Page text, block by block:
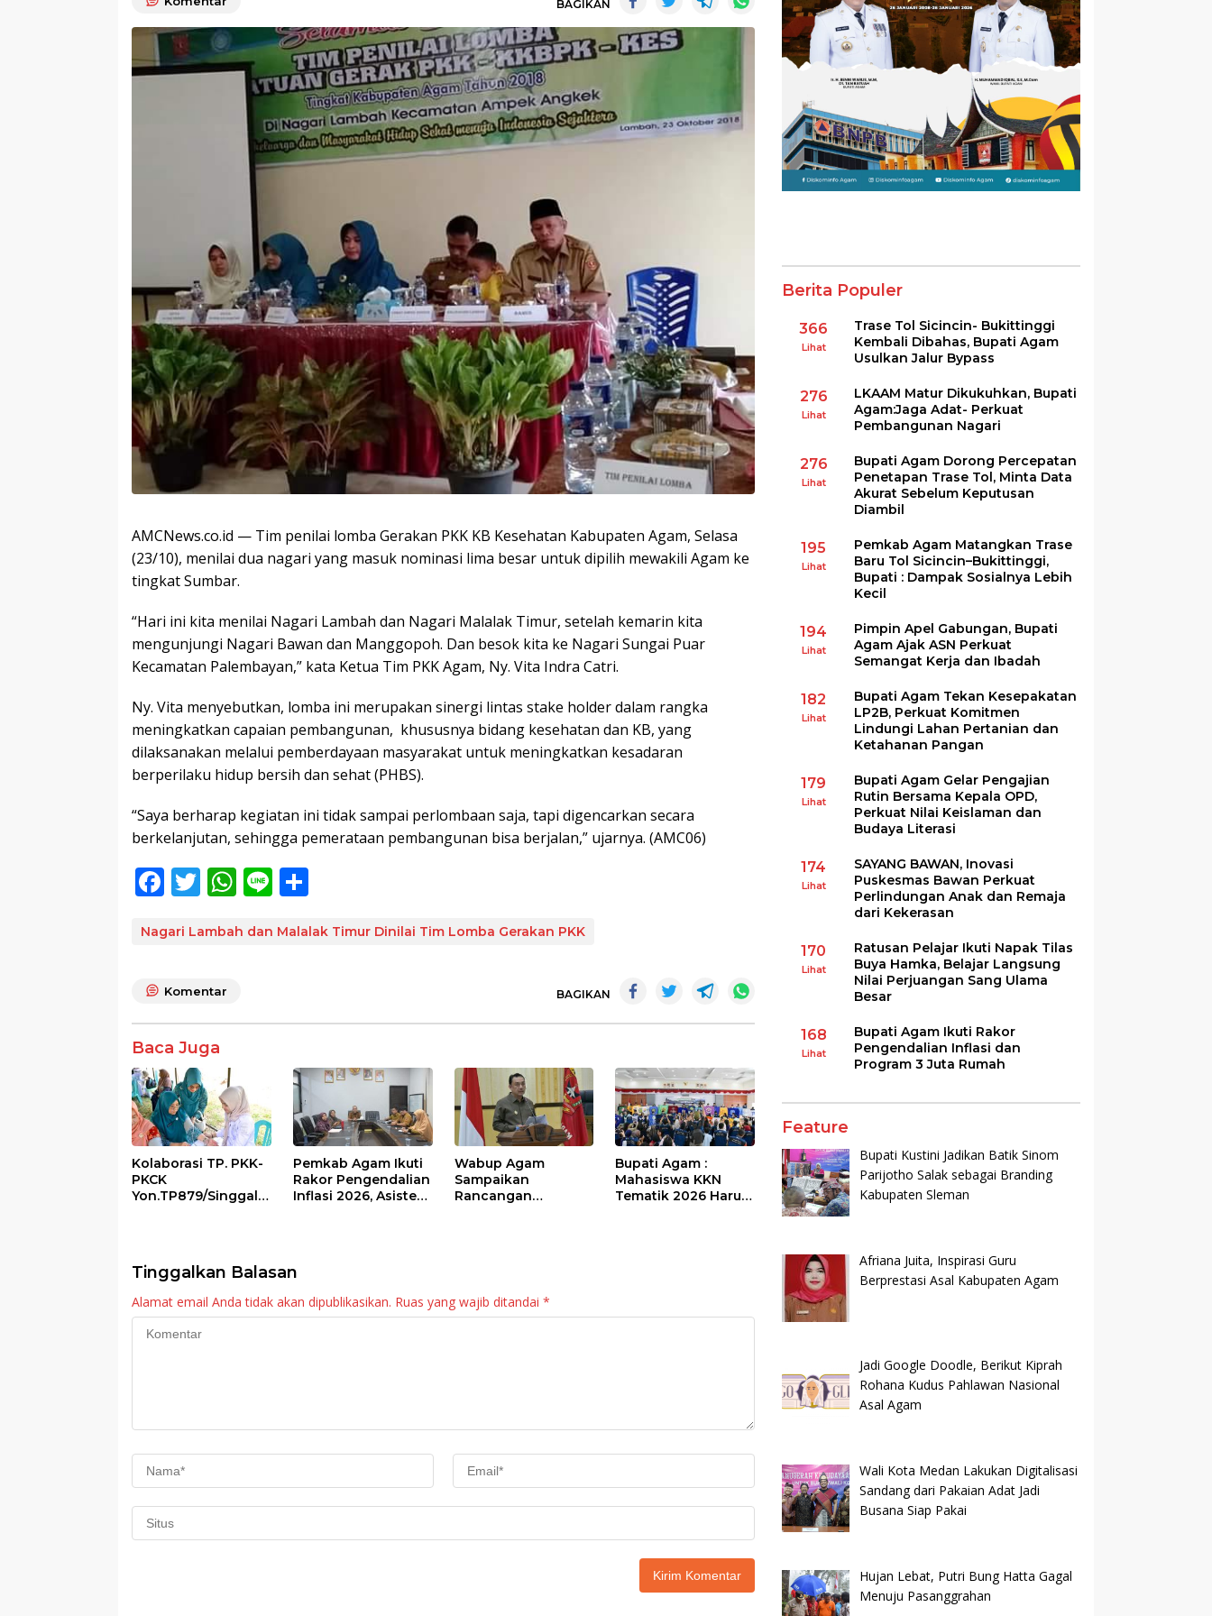
BAGIKAN
AMCNews.co.id — Tim penilai lomba Gerakan PKK KB Kesehatan Kabupaten Agam, Selasa
(23/10), menilai dua nagari yang masuk nominasi lima besar untuk dipilih mewakili Agam ke
tingkat Sumbar.
“Hari ini kita menilai Nagari Lambah dan Nagari Malalak Timur, setelah kemarin kita
mengunjungi Nagari Bawan dan Manggopoh. Dan besok kita ke Nagari Sungai Puar
Kecamatan Palembayan,” kata Ketua Tim PKK Agam, Ny. Vita Indra Catri.
Ny. Vita menyebutkan, lomba ini merupakan sinergi lintas stake holder dalam rangka
meningkatkan capaian pembangunan, khususnya bidang kesehatan dan KB, yang
dilaksanakan melalui pemberdayaan masyarakat untuk meningkatkan kesadaran
berperilaku hidup bersih dan sehat (PHBS).
“Saya berharap kegiatan ini tidak sampai perlombaan saja, tapi digencarkan secara
berkelanjutan, sehingga pemerataan pembangunan bisa berjalan,” ujarnya. (AMC06)
F
e
o
o
k
T
itt
W
at
p
Li
e ar
Nagari Lambah dan Malalak Timur Dinilai Tim Lomba Gerakan PKK
Komentar BAGIKAN
Baca Juga
Kolaborasi TP. PKK-
PKCK
Yon.TP879/Singgala
Pemkab Agam Ikuti
Rakor Pengendalian
Inflasi 2026, Asisten
Wabup Agam
Sampaikan
Rancangan
Bupati Agam :
Mahasiswa KKN
Tematik 2026 Harus
Tinggalkan Balasan
Alamat email Anda tidak akan dipublikasikan. Ruas yang wajib ditandai *
Berita Populer
366
Lihat
Trase Tol Sicincin- Bukittinggi
Kembali Dibahas, Bupati Agam
Usulkan Jalur Bypass
276
Lihat
LKAAM Matur Dikukuhkan, Bupati
Agam:Jaga Adat- Perkuat
Pembangunan Nagari
276
Lihat
Bupati Agam Dorong Percepatan
Penetapan Trase Tol, Minta Data
Akurat Sebelum Keputusan
Diambil
195
Lihat
Pemkab Agam Matangkan Trase
Baru Tol Sicincin–Bukittinggi,
Bupati : Dampak Sosialnya Lebih
Kecil
194
Lihat
Pimpin Apel Gabungan, Bupati
Agam Ajak ASN Perkuat
Semangat Kerja dan Ibadah
182
Lihat
Bupati Agam Tekan Kesepakatan
LP2B, Perkuat Komitmen
Lindungi Lahan Pertanian dan
Ketahanan Pangan
179
Lihat
Bupati Agam Gelar Pengajian
Rutin Bersama Kepala OPD,
Perkuat Nilai Keislaman dan
Budaya Literasi
174
Lihat
SAYANG BAWAN, Inovasi
Puskesmas Bawan Perkuat
Perlindungan Anak dan Remaja
dari Kekerasan
170
Lihat
Ratusan Pelajar Ikuti Napak Tilas
Buya Hamka, Belajar Langsung
Nilai Perjuangan Sang Ulama
Besar
168
Lihat
Bupati Agam Ikuti Rakor
Pengendalian Inflasi dan
Program 3 Juta Rumah
Feature
Bupati Kustini Jadikan Batik Sinom
Parijotho Salak sebagai Branding
Kabupaten Sleman
Afriana Juita, Inspirasi Guru
Berprestasi Asal Kabupaten Agam
Jadi Google Doodle, Berikut Kiprah
Rohana Kudus Pahlawan Nasional
Asal Agam
Wali Kota Medan Lakukan Digitalisasi
Sandang dari Pakaian Adat Jadi
Busana Siap Pakai
Hujan Lebat, Putri Bung Hatta Gagal
Menuju Pasanggrahan